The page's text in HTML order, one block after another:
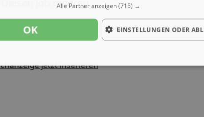
jetzt inserieren
Alle Partner anzeigen(715) →
OK EINSTELLUNGEN ODER